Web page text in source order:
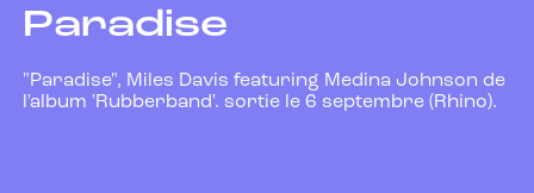
Paradise
"Paradise", Miles Davis featuring Medina Johnson de
l'album 'Rubberband'. sortie le 6 septembre (Rhino).